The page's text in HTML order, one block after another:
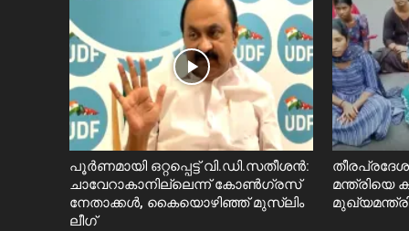
പൂർണമായി ഒറ്റപ്പെട്ട് വി.ഡി.സതീശൻ:
ചാവേറാകാനില്ലെന്ന് കോൺഗ്രസ്
നേതാക്കൾ, കൈയൊഴിഞ്ഞ് മുസ്ലിം
ലീഗ്
മന്ത്രിയെ